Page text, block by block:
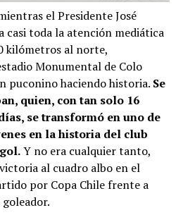
el Presidente José
casi toda la atención mediática
kilómetros al norte,
Monumental de Colo
puconino haciendo historia. Se
quien, con tan solo 16
se transformó en uno de
en la historia del club
Y no era cualquier tanto,
al cuadro albo en el
por Copa Chile frente a
goleador.